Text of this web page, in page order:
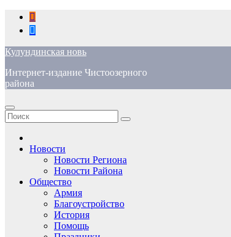
Перейти
содержимому
Кулундинская новь
Интернет-издание Чистоозерного
района
Новости
Новости Региона
Новости Района
Общество
Армия
Благоустройство
История
Помощь